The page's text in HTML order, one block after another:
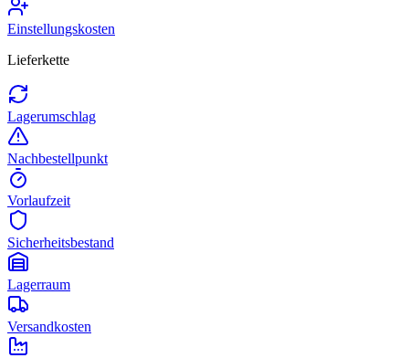
Einstellungskosten
Lieferkette
Lagerumschlag
Nachbestellpunkt
Vorlaufzeit
Sicherheitsbestand
Lagerraum
Versandkosten